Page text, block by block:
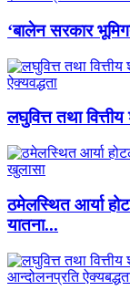
‘बालेन सरकार
लघुवित्त तथा
ठमेलस्थित आर्या
यातना...